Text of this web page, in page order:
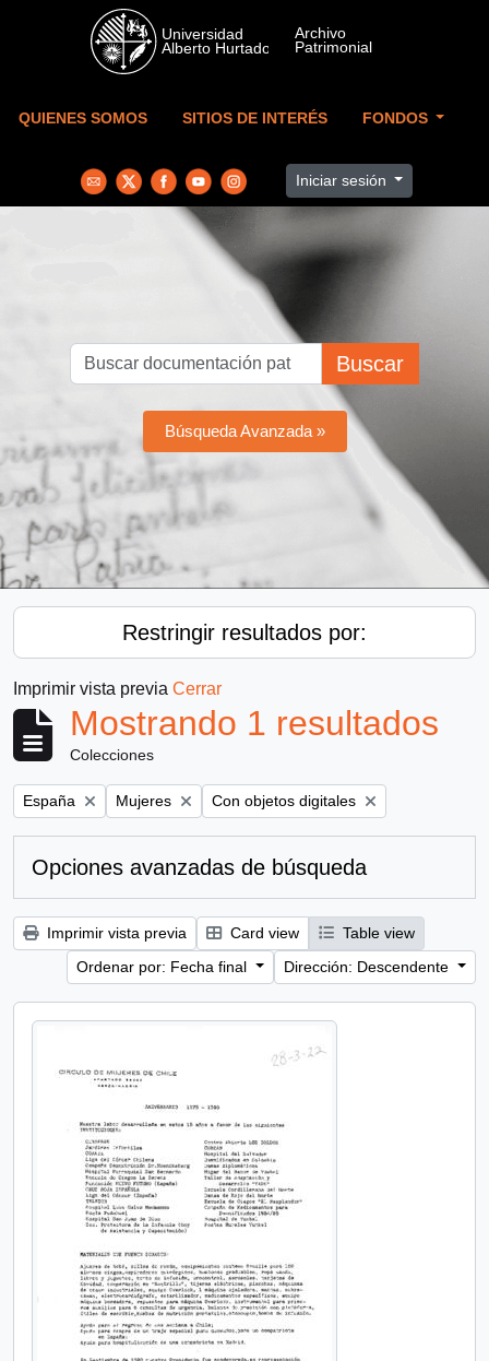
Skip to main content
QUIENES SOMOS SITIOS DE INTERÉS FONDOS
Iniciar sesión
Buscar
Búsqueda Avanzada »
Restringir resultados por:
Imprimir vista previa Cerrar
Mostrando 1 resultados
Colecciones
Remove filter:
España Remove filter:
Mujeres Remove filter:
Con objetos digitales
Opciones avanzadas de búsqueda
Imprimir vista previa Card view
Table view
Ordenar por: Fecha final
Dirección: Descendente